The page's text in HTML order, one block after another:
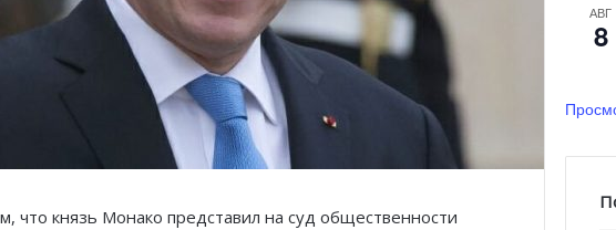
что князь Монако представил на суд общественности
АВГ
8